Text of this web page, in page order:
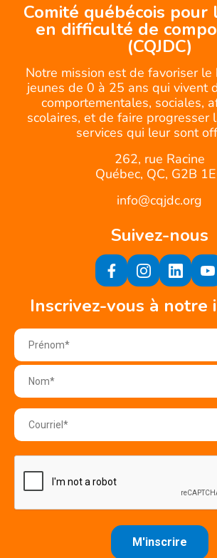
Comité québécois pour
en difficulté de
(CQJDC)
Notre mission est de favoriser
jeunes de 0 à 25 ans qui vivent
comportementales, sociales,
scolaires, et de faire progresser
services qui leur sont
262, rue Racine
Québec, QC, G2B
info@cqjdc.org
Suivez-nous
Inscrivez-vous à